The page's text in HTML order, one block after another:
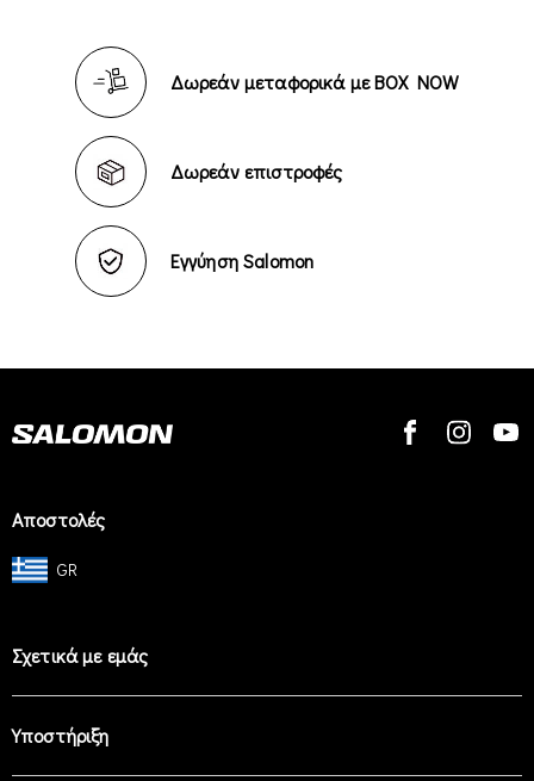
Δωρεάν μεταφορικά με BOX NOW
Δωρεάν επιστροφές
Εγγύηση Salomon
Αποστολές
GR
Σχετικά με εμάς
Υποστήριξη